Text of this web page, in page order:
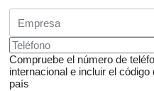
Compruebe el número de
internacional e incluir el código
país